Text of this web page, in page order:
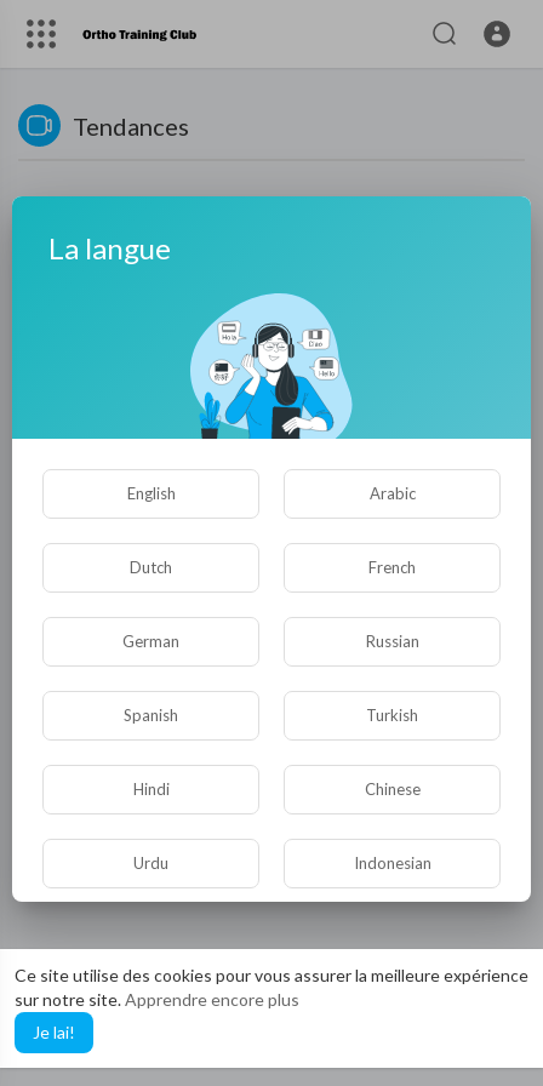
Ce site utilise des cookies pour vous assurer la meilleure expérience
sur notre site.Apprendre encore plus
Je lai!
Tendances
La langue
English Arabic
Dutch French
German Russian
Spanish Turkish
Hindi Chinese
Urdu Indonesian
Bengali